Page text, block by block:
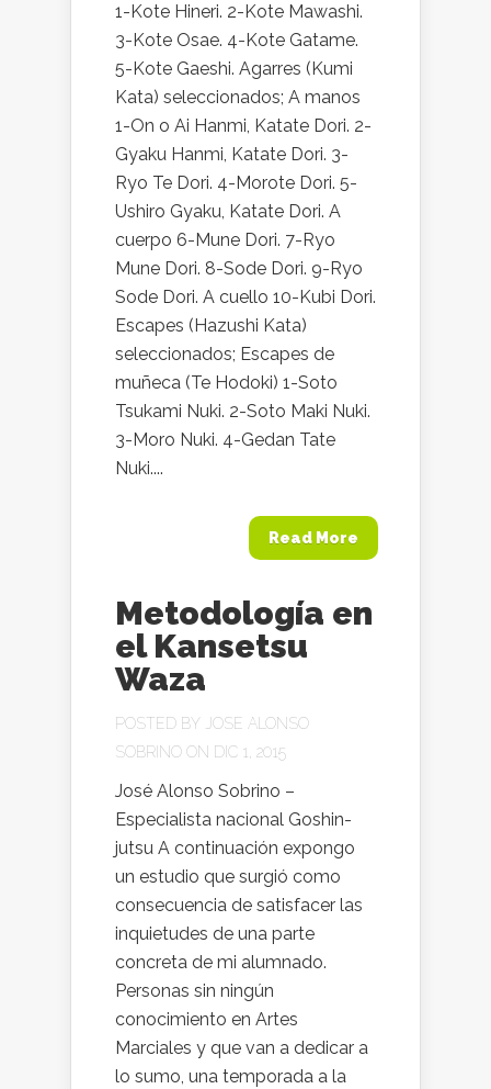
1-Kote Hineri. 2-Kote Mawashi.
3-Kote Osae. 4-Kote Gatame.
5-Kote Gaeshi. Agarres (Kumi
Kata) seleccionados; A manos
1-On o Ai Hanmi, Katate Dori. 2-
Gyaku Hanmi, Katate Dori. 3-
Ryo Te Dori. 4-Morote Dori. 5-
Ushiro Gyaku, Katate Dori. A
cuerpo 6-Mune Dori. 7-Ryo
Mune Dori. 8-Sode Dori. 9-Ryo
Sode Dori. A cuello 10-Kubi Dori.
Escapes (Hazushi Kata)
seleccionados; Escapes de
muñeca (Te Hodoki) 1-Soto
Tsukami Nuki. 2-Soto Maki Nuki.
3-Moro Nuki. 4-Gedan Tate
Nuki....
Read More
Metodología en
el Kansetsu
Waza
POSTED BY
JOSE ALONSO
SOBRINO ON DIC 1, 2015
José Alonso Sobrino –
Especialista nacional Goshin-
jutsu A continuación expongo
un estudio que surgió como
consecuencia de satisfacer las
inquietudes de una parte
concreta de mi alumnado.
Personas sin ningún
conocimiento en Artes
Marciales y que van a dedicar a
lo sumo, una temporada a la